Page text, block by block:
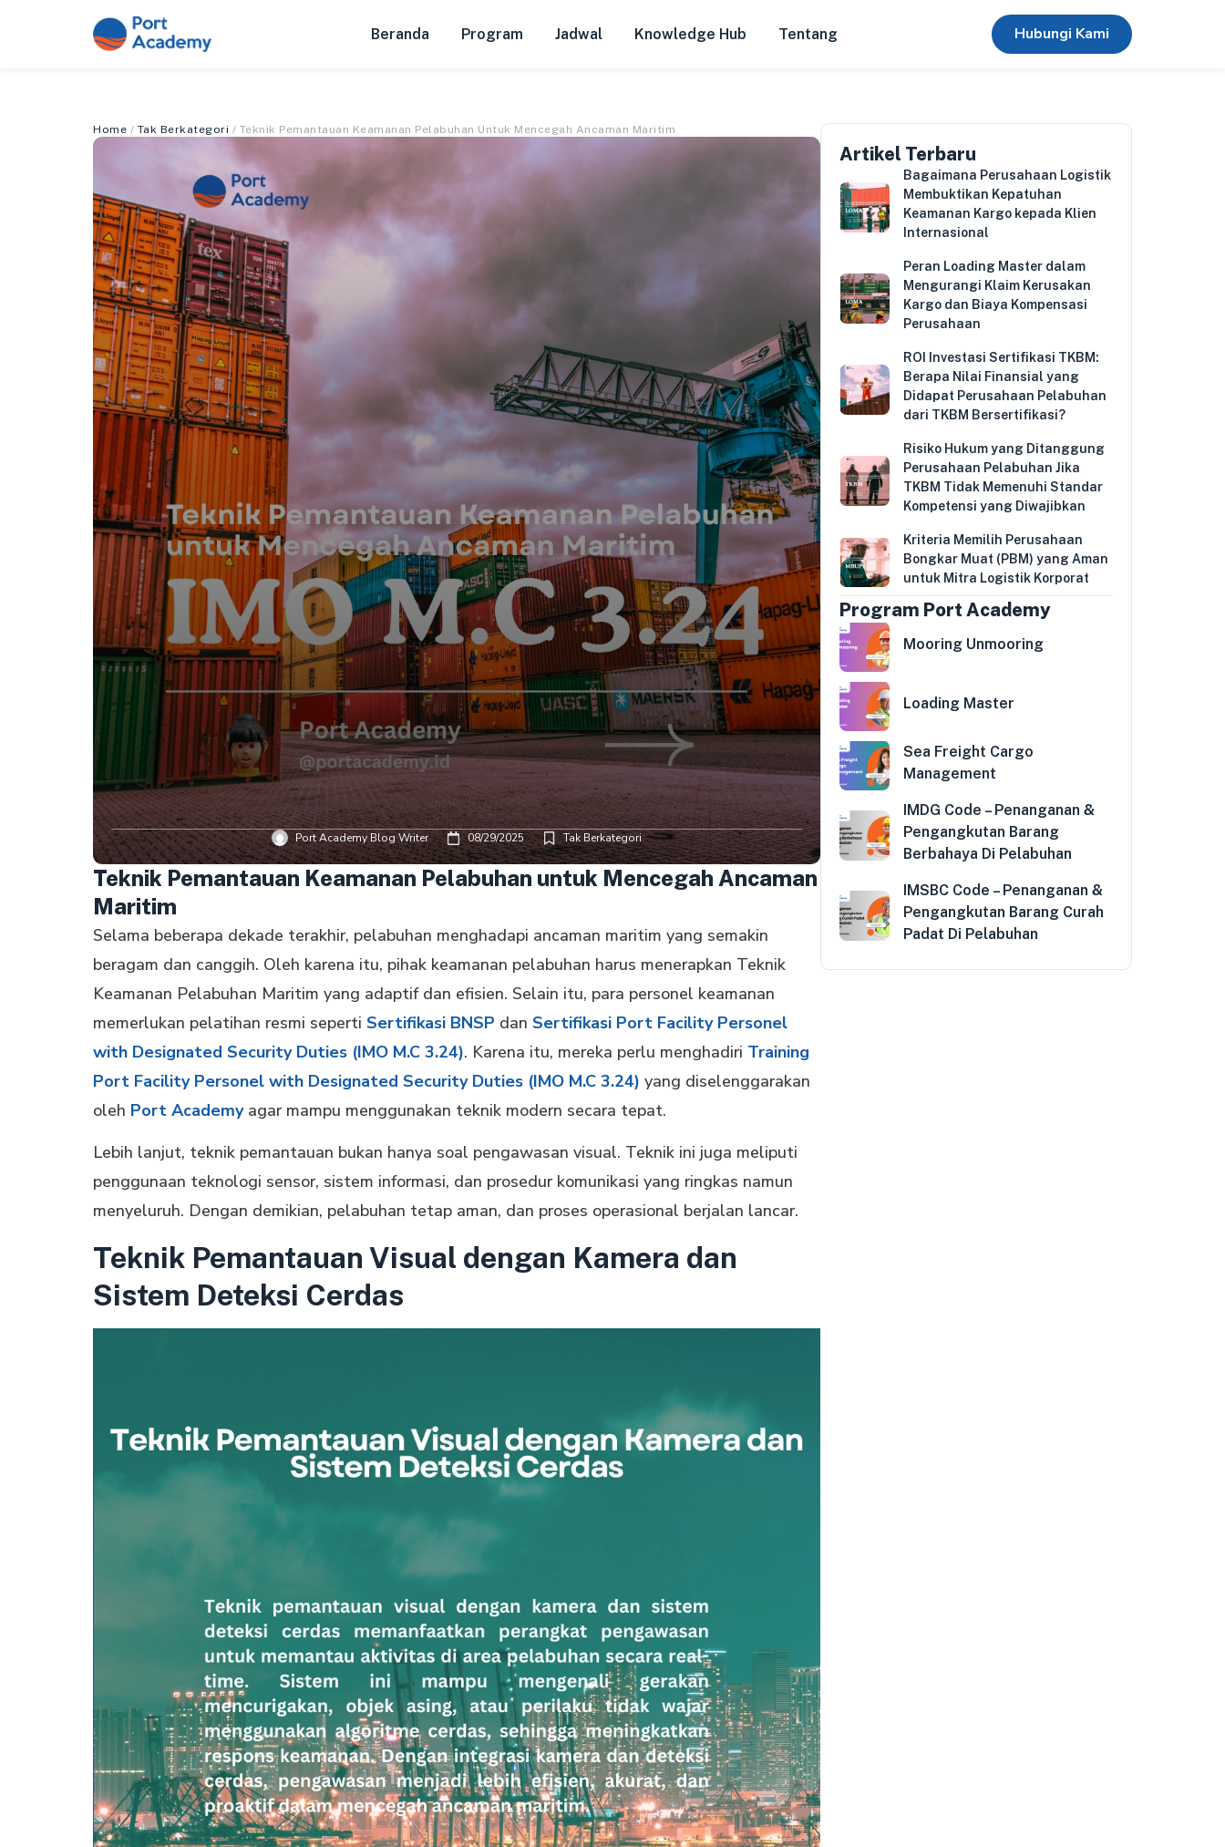
Beranda Program Jadwal Knowledge Hub Tentang Hubungi Kami
Home / Tak Berkategori / Teknik Pemantauan Keamanan Pelabuhan Untuk Mencegah Ancaman Maritim
Port Academy Blog Writer 08/29/2025 Tak Berkategori
Teknik Pemantauan Keamanan Pelabuhan untuk Mencegah Ancaman
Maritim
Selama beberapa dekade terakhir, pelabuhan menghadapi ancaman maritim yang semakin
beragam dan canggih. Oleh karena itu, pihak keamanan pelabuhan harus menerapkan Teknik
Keamanan Pelabuhan Maritim yang adaptif dan efisien. Selain itu, para personel keamanan
memerlukan pelatihan resmi seperti Sertifikasi BNSP dan Sertifikasi Port Facility Personel
with Designated Security Duties (IMO M.C 3.24). Karena itu, mereka perlu menghadiri Training
Port Facility Personel with Designated Security Duties (IMO M.C 3.24) yang diselenggarakan
oleh Port Academyagar mampu menggunakan teknik modern secara tepat.
Lebih lanjut, teknik pemantauan bukan hanya soal pengawasan visual. Teknik ini juga meliputi
penggunaan teknologi sensor, sistem informasi, dan prosedur komunikasi yang ringkas namun
menyeluruh. Dengan demikian, pelabuhan tetap aman, dan proses operasional berjalan lancar.
Teknik Pemantauan Visual dengan Kamera dan
Sistem Deteksi Cerdas
Artikel Terbaru
Bagaimana Perusahaan Logistik
Membuktikan Kepatuhan
Keamanan Kargo kepada Klien
Internasional
Peran Loading Master dalam
Mengurangi Klaim Kerusakan
Kargo dan Biaya Kompensasi
Perusahaan
ROI Investasi Sertifikasi TKBM:
Berapa Nilai Finansial yang
Didapat Perusahaan Pelabuhan
dari TKBM Bersertifikasi?
Risiko Hukum yang Ditanggung
Perusahaan Pelabuhan Jika
TKBM Tidak Memenuhi Standar
Kompetensi yang Diwajibkan
Kriteria Memilih Perusahaan
Bongkar Muat (PBM) yang Aman
untuk Mitra Logistik Korporat
Program Port Academy
Mooring Unmooring
Loading Master
Sea Freight Cargo
Management
IMDG Code – Penanganan &
Pengangkutan Barang
Berbahaya Di Pelabuhan
IMSBC Code – Penanganan &
Pengangkutan Barang Curah
Padat Di Pelabuhan